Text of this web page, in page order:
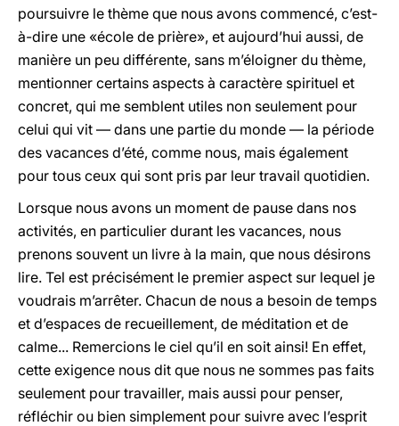
poursuivre le thème que nous avons commencé, c’est-
à-dire une «école de prière», et aujourd’hui aussi, de
manière un peu différente, sans m’éloigner du thème,
mentionner certains aspects à caractère spirituel et
concret, qui me semblent utiles non seulement pour
celui qui vit — dans une partie du monde — la période
des vacances d’été, comme nous, mais également
pour tous ceux qui sont pris par leur travail quotidien.
Lorsque nous avons un moment de pause dans nos
activités, en particulier durant les vacances, nous
prenons souvent un livre à la main, que nous désirons
lire. Tel est précisément le premier aspect sur lequel je
voudrais m’arrêter. Chacun de nous a besoin de temps
et d’espaces de recueillement, de méditation et de
calme... Remercions le ciel qu’il en soit ainsi! En effet,
cette exigence nous dit que nous ne sommes pas faits
seulement pour travailler, mais aussi pour penser,
réfléchir ou bien simplement pour suivre avec l’esprit